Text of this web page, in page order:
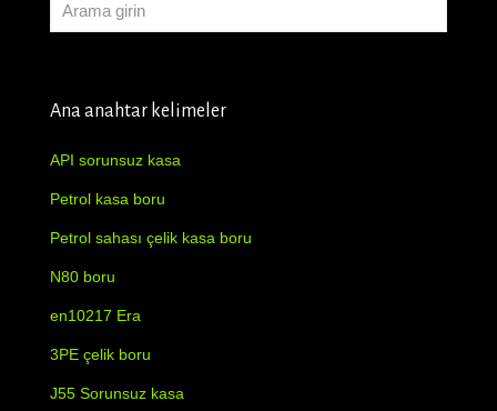
Ana anahtar kelimeler
API sorunsuz kasa
Petrol kasa boru
Petrol sahası çelik kasa boru
N80 boru
en10217 Era
3PE çelik boru
J55 Sorunsuz kasa